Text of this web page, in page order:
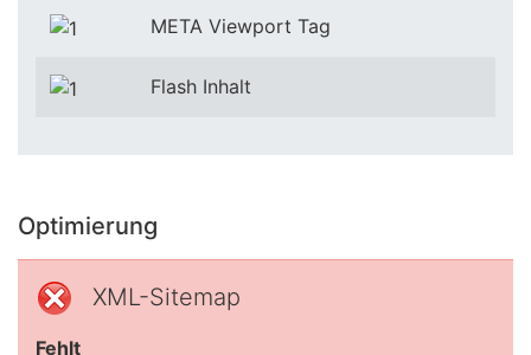
META Viewport Tag
Flash Inhalt
Optimierung
XML-Sitemap
Fehlt